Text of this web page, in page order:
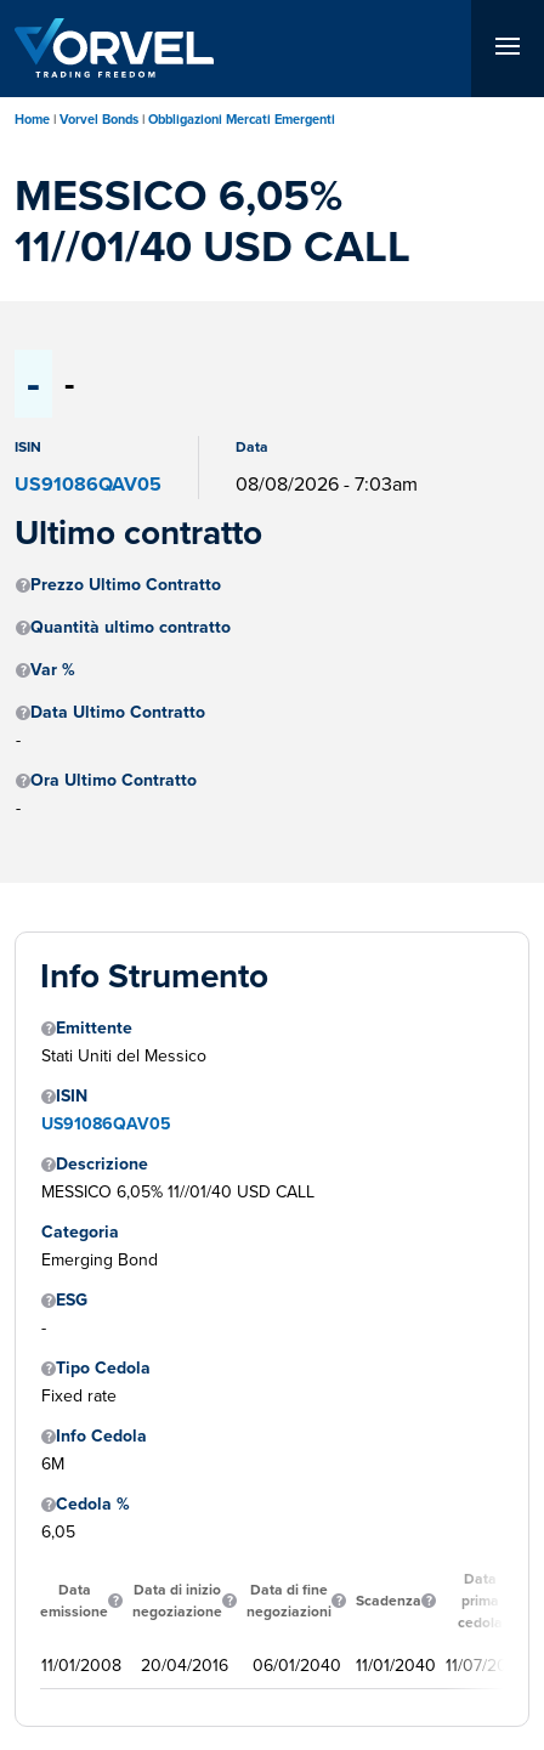
contenuto
principale
Home Vorvel Bonds Obbligazioni Mercati Emergenti
MESSICO 6,05%
11//01/40 USD CALL
- -
ISIN
US91086QAV05
Data
08/08/2026 - 7:03am
Ultimo contratto
Prezzo Ultimo Contratto
Quantità ultimo contratto
Var %
Data Ultimo Contratto
-
Ora Ultimo Contratto
-
Info Strumento
Emittente
Stati Uniti del Messico
ISIN
US91086QAV05
Descrizione
MESSICO 6,05% 11//01/40 USD CALL
Categoria
Emerging Bond
ESG
-
Tipo Cedola
Fixed rate
Info Cedola
6M
Cedola %
6,05
Data
emissione
Data di inizio
negoziazione
Data di fine
negoziazioni
Scadenza
Data
prima
cedola
11/01/2008 20/04/2016 06/01/2040 11/01/2040 11/07/2008